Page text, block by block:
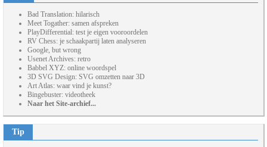
Bad Translation: hilarisch
Meet Togather: samen afspreken
PlayDifferential: test je eigen vooroordelen
RV Chess: je schaakpartij laten analyseren
Google, but wrong
Usenet Archives: retro
Babbel XYZ: online woordspel
3D SVG Design: SVG omzetten naar 3D
Art Atlas: waar vind je kunst?
Bingebuster: videotheek
Naar het Site-archief...
Tip